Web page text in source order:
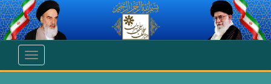
انتقال به محتوای اصلی
Toggle